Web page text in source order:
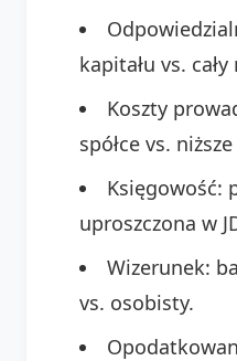
kapitału vs.
Koszty
spółce vs. niższe
Księgowość:
uproszczona w
Wizerunek:
vs. osobisty.